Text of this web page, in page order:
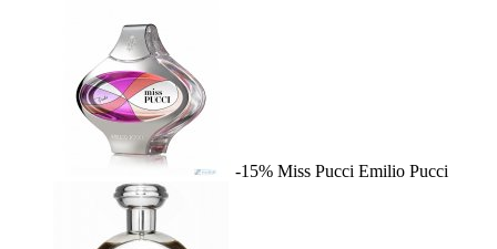
-15% Miss Pucci Emilio Pucci